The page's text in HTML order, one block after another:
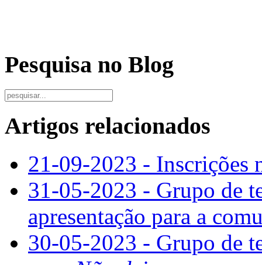
Pesquisa no Blog
Artigos relacionados
21-09-2023 - Inscrições
31-05-2023 - Grupo de
apresentação para a
30-05-2023 - Grupo de